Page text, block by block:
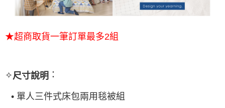
★超商取貨一筆訂單最多2組
✧尺寸說明 ：
• 單人三件式床包兩用毯被組